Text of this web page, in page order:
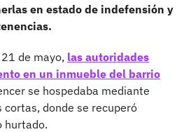
en estado de indefensión y
de mayo, las autoridades
en un inmueble del barrio
se hospedaba mediante
donde se recuperó
hurtado.